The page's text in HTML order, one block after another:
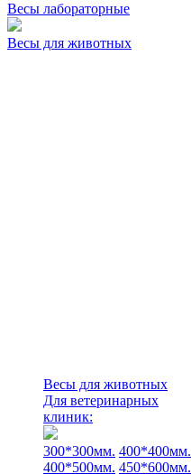
Весы лабораторные
Весы для животных
Весы для животных
Для ветеринарных
клиник:
300*300мм. 400*400мм.
400*500мм. 450*600мм.